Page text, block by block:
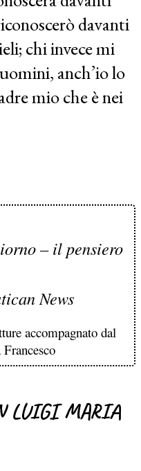
davanti
chi invece mi
anch’io lo
mio che è nei
– il pensiero
News
accompagnato dal
LUIGI MARIA